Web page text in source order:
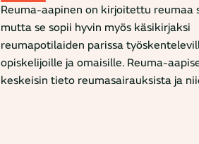
Reuma-aapinen on kirjoitettu reumaa
mutta se sopii hyvin myös käsikirjaksi
reumapotilaiden parissa
opiskelijoille ja omaisille. Reuma-
keskeisin tieto reumasairauksista ja